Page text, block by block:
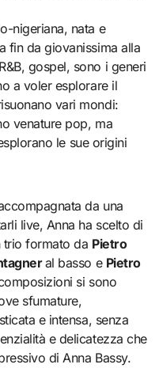
nigeriana, nata e
fin da giovanissima alla
gospel, sono i generi
a voler esplorare il
vari mondi:
venature pop, ma
le sue origini
da una
live, Anna ha scelto di
trio formato da Pietro
al basso e Pietro
si sono
sfumature,
e intensa, senza
e delicatezza che
di Anna Bassy.